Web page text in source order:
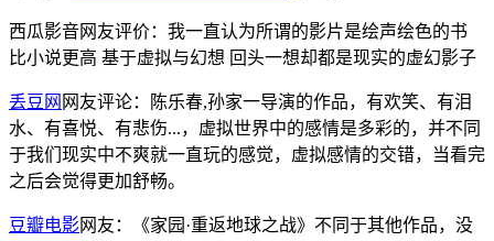
西瓜影音网友评价：我一直认为所谓的影片是绘声绘色的书
比小说更高 基于虚拟与幻想 回头一想却都是现实的虚幻影子
丢豆网 网友评论：陈乐春,孙家一导演的作品，有欢笑、有泪
水、有喜悦、有悲伤...，虚拟世界中的感情是多彩的，并不同
于我们现实中不爽就一直玩的感觉，虚拟感情的交错，当看完
之后会觉得更加舒畅。
豆瓣电影网友：《家园·重返地球之战》不同于其他作品，没